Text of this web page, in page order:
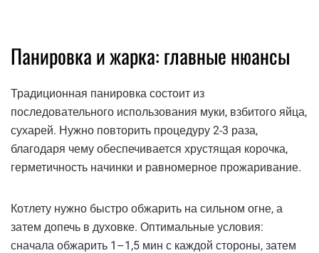
Панировка и жарка: главные нюансы
Традиционная панировка состоит из
последовательного использования муки, взбитого яйца,
сухарей. Нужно повторить процедуру 2-3 раза,
благодаря чему обеспечивается хрустящая корочка,
герметичность начинки и равномерное прожаривание.
Котлету нужно быстро обжарить на сильном огне, а
затем допечь в духовке. Оптимальные условия:
сначала обжарить 1–1,5 мин с каждой стороны, затем